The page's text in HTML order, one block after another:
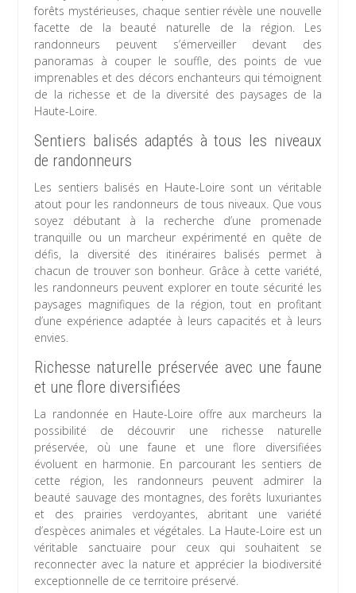
forêts mystérieuses, chaque sentier révèle une nouvelle
facette de la beauté naturelle de la région. Les
randonneurs peuvent s’émerveiller devant des
panoramas à couper le souffle, des points de vue
imprenables et des décors enchanteurs qui témoignent
de la richesse et de la diversité des paysages de la
Haute-Loire.
Sentiers balisés adaptés à tous les niveaux
de randonneurs
Les sentiers balisés en Haute-Loire sont un véritable
atout pour les randonneurs de tous niveaux. Que vous
soyez débutant à la recherche d’une promenade
tranquille ou un marcheur expérimenté en quête de
défis, la diversité des itinéraires balisés permet à
chacun de trouver son bonheur. Grâce à cette variété,
les randonneurs peuvent explorer en toute sécurité les
paysages magnifiques de la région, tout en profitant
d’une expérience adaptée à leurs capacités et à leurs
envies.
Richesse naturelle préservée avec une faune
et une flore diversifiées
La randonnée en Haute-Loire offre aux marcheurs la
possibilité de découvrir une richesse naturelle
préservée, où une faune et une flore diversifiées
évoluent en harmonie. En parcourant les sentiers de
cette région, les randonneurs peuvent admirer la
beauté sauvage des montagnes, des forêts luxuriantes
et des prairies verdoyantes, abritant une variété
d’espèces animales et végétales. La Haute-Loire est un
véritable sanctuaire pour ceux qui souhaitent se
reconnecter avec la nature et apprécier la biodiversité
exceptionnelle de ce territoire préservé.